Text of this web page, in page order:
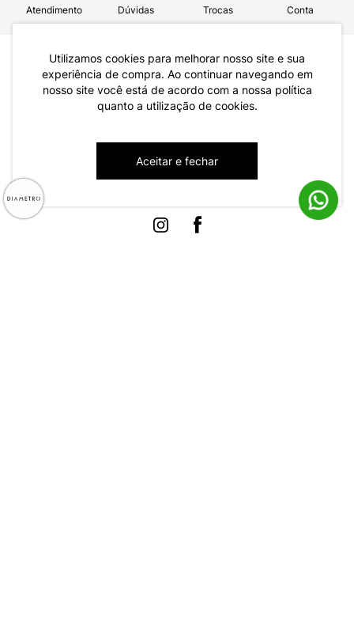
Utilizamos cookies para melhorar nosso site e sua
experiência de compra. Ao continuar navegando em
nosso site você está de acordo com a nossa política
quanto a utilização de cookies.
Aceitar e fechar
Atendimento Dúvidas Trocas Conta
Institucional
Quem Somos
Políticas de Privacidade
Formas de Pagamento
Trocas e Devoluções
Regulamento de Promoções
Dúvidas Frequentes
Fale conosco pelo WhatsApp
Segunda à sexta das 8:00 às 17:00
Trocas e Devoluções